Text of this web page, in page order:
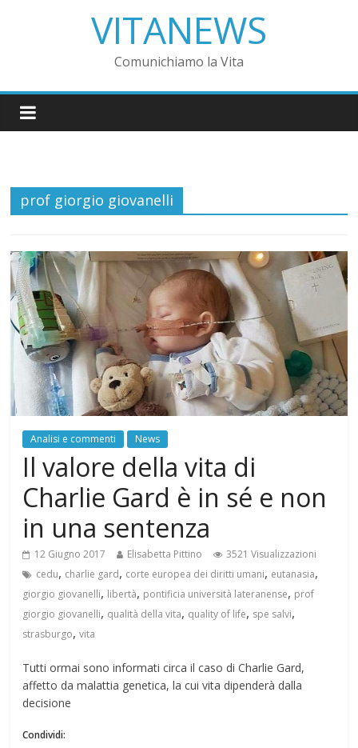
VITANEWS
Comunichiamo la Vita
prof giorgio giovanelli
Analisi e commenti News
Il valore della vita di
Charlie Gard è in sé e non
in una sentenza
12 Giugno 2017 Elisabetta Pittino
3521 Visualizzazioni
cedu, charlie gard, corte europea dei diritti umani, eutanasia,
giorgio giovanelli, libertà, pontificia università lateranense, prof
giorgio giovanelli, qualità della vita, quality of life, spe salvi,
strasburgo,vita
Tutti ormai sono informati circa il caso di Charlie Gard,
affetto da malattia genetica, la cui vita dipenderà dalla
decisione
Condividi: